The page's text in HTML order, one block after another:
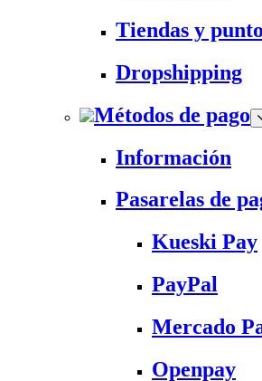
Tiendas y
Dropshipping
Métodos de pago
Información
Pasarelas de
Kueski Pay
PayPal
Mercado
Openpay